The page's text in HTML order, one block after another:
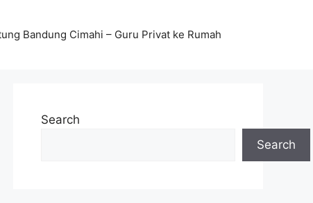
Bandung Cimahi – Guru Privat ke Rumah
Search
Search